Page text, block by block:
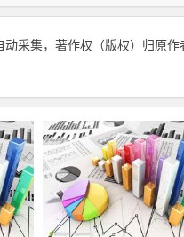
采集，著作权（版权）归原作